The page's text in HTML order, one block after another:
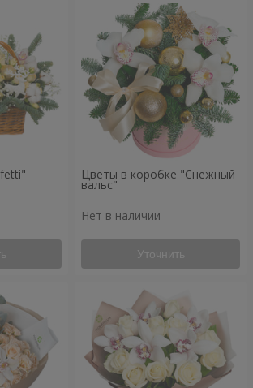
Цветы в коробке "Снежный
вальс"
Нет в наличии
Уточнить